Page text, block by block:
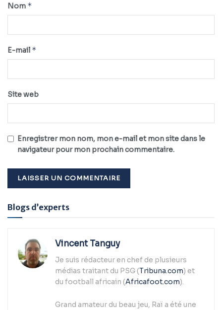
Nom *
E-mail *
Site web
Enregistrer mon nom, mon e-mail et mon site dans le
navigateur pour mon prochain commentaire.
Alternative:
Blogs d’experts
Vincent Tanguy
Je suis rédacteur en chef de plusieurs
médias traitant du PSG (Tribuna.com) et
du football africain (Africafoot.com).
Grand amateur du beau jeu, Raï a été une